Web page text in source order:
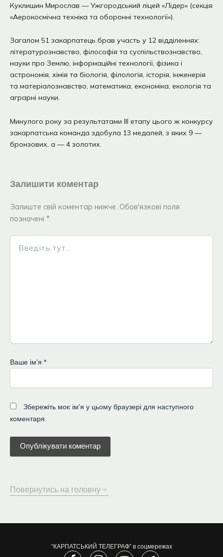
Куклишин Мирослав — Ужгородський ліцей «Лідер» (секція
«Аерокосмічна техніка та оборонні технології»).
Загалом 51 закарпатець брав участь у 12 відділеннях:
літературознавство, філософія та суспільствознавство,
науки про Землю, інформаційні технології, фізика і
астрономія, хімія та біологія, філологія, історія, інженерія
та матеріалознавство, математика, економіка, екологія та
аграрні науки.
Минулого року за результатами ІІІ етапу цього ж конкурсу
закарпатська команда здобула 13 медалей, з яких 9 —
бронзових, а — 4 золотих.
Залишити коментар
Залиште свій коментар нижче. Обов'язкові поля
позначені *.
Введіть
тут...
Ваше імʼя *
Збережіть моє ім'я у цьому браузері для наступного
коментаря.
Повернутись на головну
“КАРПАТСЬКИЙ ТЕЛЕГРАФ” в соцмережах
F I Y T